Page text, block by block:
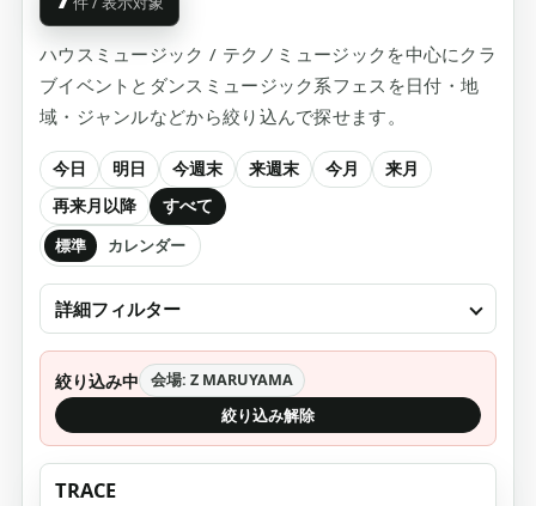
ハウスミュージック / テクノミュージックを中心にクラ
ブイベントとダンスミュージック系フェスを日付・地
域・ジャンルなどから絞り込んで探せます。
今日 明日 今週末 来週末 今月
来月
再来月以降
すべて
標準
カレンダー
詳細フィルター
絞り込み中 会場: Z MARUYAMA
絞り込み解除
TRACE